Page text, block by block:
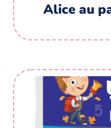
Alice au